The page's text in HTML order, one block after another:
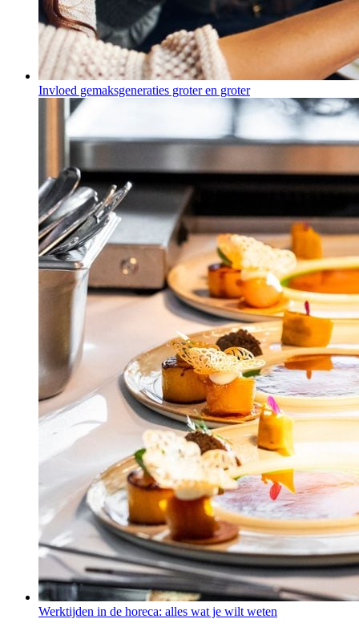
Invloed gemaksgeneraties groter en groter
Werktijden in de horeca: alles wat je wilt weten